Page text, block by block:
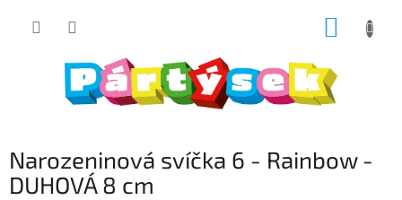
Narozeninová svíčka 6 - Rainbow -
DUHOVÁ 8 cm